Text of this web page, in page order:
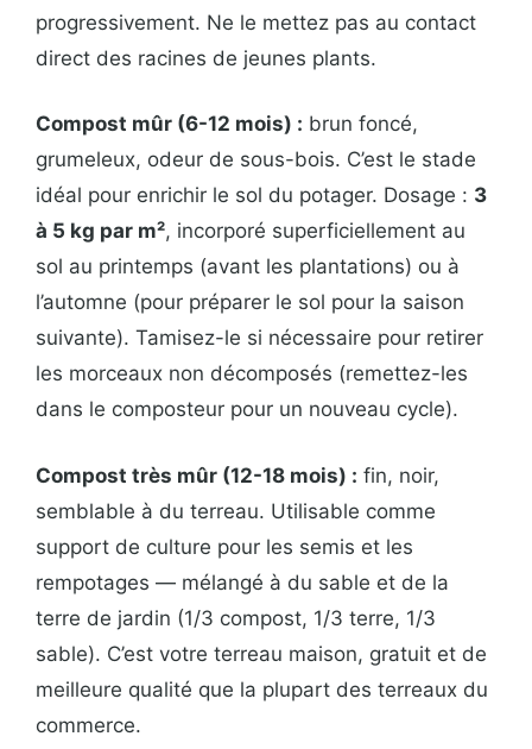
progressivement. Ne le mettez pas au contact
direct des racines de jeunes plants.
Compost mûr (6-12 mois) : brun foncé,
grumeleux, odeur de sous-bois. C’est le stade
idéal pour enrichir le sol du potager. Dosage : 3
à 5 kg par m², incorporé superficiellement au
sol au printemps (avant les plantations) ou à
l’automne (pour préparer le sol pour la saison
suivante). Tamisez-le si nécessaire pour retirer
les morceaux non décomposés (remettez-les
dans le composteur pour un nouveau cycle).
Compost très mûr (12-18 mois) : fin, noir,
semblable à du terreau. Utilisable comme
support de culture pour les semis et les
rempotages — mélangé à du sable et de la
terre de jardin (1/3 compost, 1/3 terre, 1/3
sable). C’est votre terreau maison, gratuit et de
meilleure qualité que la plupart des terreaux du
commerce.